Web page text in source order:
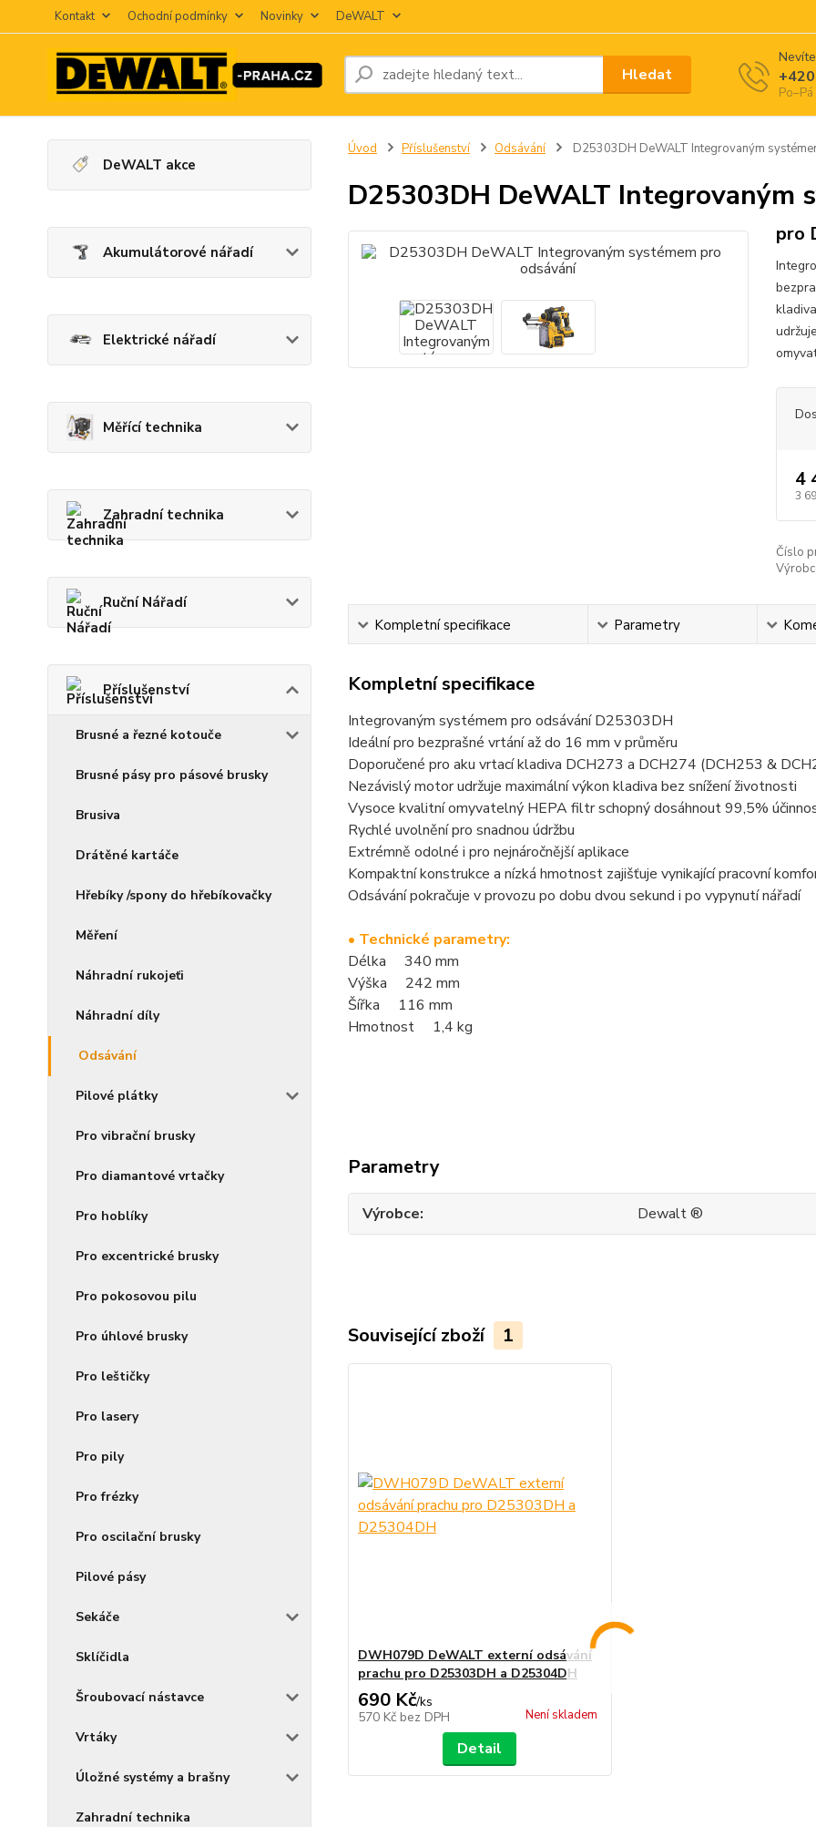
Kontakt Ochodní podmínky Novinky DeWALT
Hledat
DeWALT akce
Akumulátorové nářadí
Elektrické nářadí
Měřící technika
Zahradní technika
Ruční Nářadí
Příslušenství
Brusné a řezné kotouče
Brusné pásy pro pásové brusky
Brusiva
Drátěné kartáče
Hřebíky /spony do hřebíkovačky
Měření
Náhradní rukojeťi
Náhradní díly
Odsávání
Pilové plátky
Pro vibrační brusky
Pro diamantové vrtačky
Pro hoblíky
Pro excentrické brusky
Pro pokosovou pilu
Pro úhlové brusky
Pro leštičky
Pro lasery
Pro pily
Pro frézky
Pro oscilační brusky
Pilové pásy
Sekáče
Sklíčidla
Šroubovací nástavce
Vrtáky
Úložné systémy a brašny
Zahradní technika
Úvod Příslušenství Odsávání D25303DH DeWALT Integrovaným
D25303DH DeWALT Integrovaným
pro
4
3
Číslo
Kompletní specifikace Parametry
Kompletní specifikace
Integrovaným systémem pro odsávání D25303DH
Ideální pro bezprašné vrtání až do 16 mm v průměru
Doporučené pro aku vrtací kladiva DCH273 a DCH274 (DCH253 &
Nezávislý motor udržuje maximální výkon kladiva bez snížení životnosti
Vysoce kvalitní omyvatelný HEPA filtr schopný dosáhnout 99,5%
Rychlé uvolnění pro snadnou údržbu
Extrémně odolné i pro nejnáročnější aplikace
Kompaktní konstrukce a nízká hmotnost zajišťuje vynikající pracovní
Odsávání pokračuje v provozu po dobu dvou sekund i po vypynutí nářadí
• Technické parametry:
Délka 340 mm
Výška 242 mm
Šířka 116 mm
Hmotnost 1,4 kg
Parametry
Výrobce Dewalt ®
Související zboží 1
DWH079D DeWALT externí odsávání
prachu pro D25303DH a D25304DH
690 Kč/ks
570 Kč bez DPH Není skladem
Detail